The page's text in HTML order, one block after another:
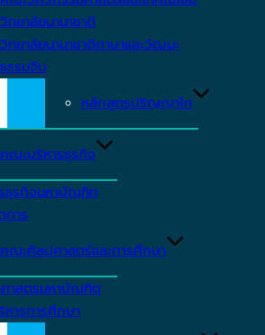
วิทยาลัยนานาชาติ
วิทยาลัยนานาชาติภาษาและวัฒนะ
ธรรมจีน
หลักสูตรปริญญาโท
คณะบริหารธุรกิจ
ธุรกิจมหาบัณฑิต
การ
คณะศิลปศาสตร์และการศึกษา
าสตรมหาบัณฑิต
หารการศึกษา